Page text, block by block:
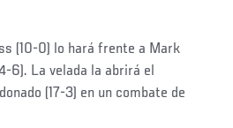
(10-0) lo hará frente a Mark
6). La velada la abrirá el
(17-3) en un combate de